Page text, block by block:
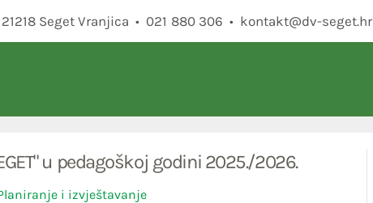
Seget Vranjica • 021 880 306 • kontakt@dv-seget.hr
u pedagoškoj godini 2025./2026.
i izvještavanje